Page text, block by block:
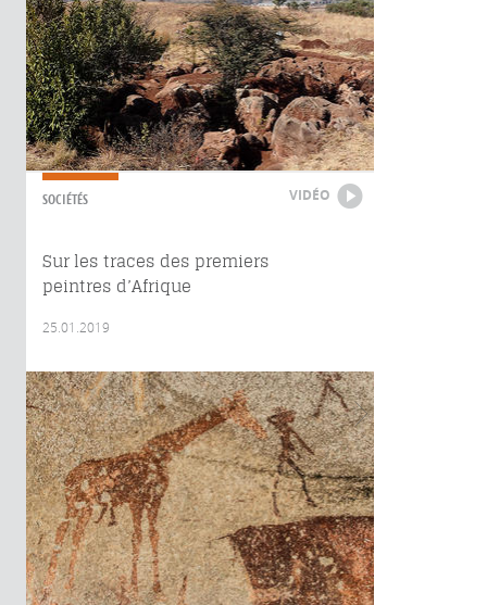
SOCIÉTÉS VIDÉO
Sur les traces des premiers
peintres d’Afrique
25.01.2019